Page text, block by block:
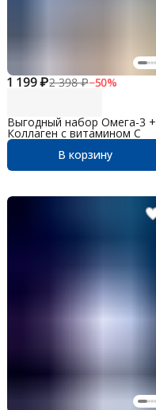
1 199 ₽2 398 ₽−50%
Выгодный набор Омега-3 +
Коллаген с витамином С
В корзину